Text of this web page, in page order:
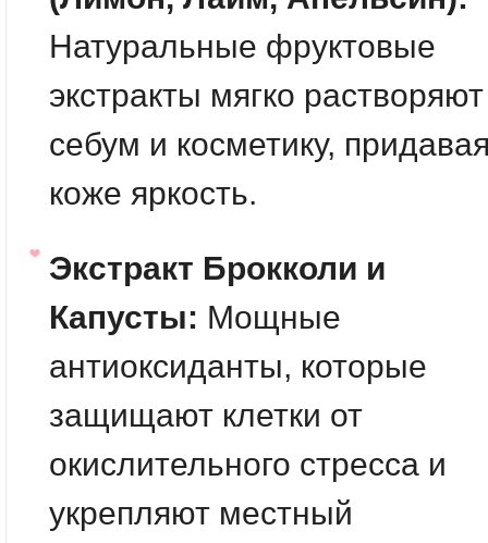
Натуральные фруктовые
экстракты мягко растворяют
себум и косметику,
коже яркость.
Экстракт Брокколи и
Капусты: Мощные
антиоксиданты, которые
защищают клетки от
окислительного стресса и
укрепляют местный